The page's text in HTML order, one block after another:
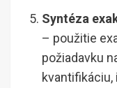
Syntéza
– použitie
požiadavku